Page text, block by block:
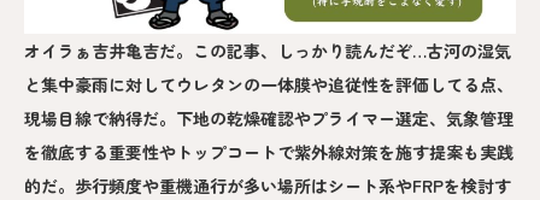
オイラぁ吉井亀吉だ。この記事、しっかり読んだぞ…古河の湿気
と集中豪雨に対してウレタンの一体膜や追従性を評価してる点、
現場目線で納得だ。下地の乾燥確認やプライマー選定、気象管理
を徹底する重要性やトップコートで紫外線対策を施す提案も実践
的だ。歩行頻度や重機通行が多い場所はシート系やFRPを検討す